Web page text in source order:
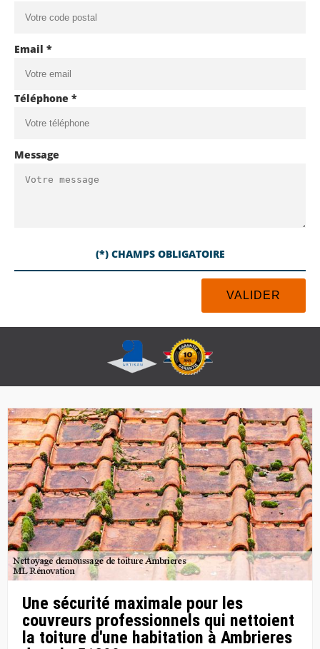
Email *
Téléphone *
Message
(*) CHAMPS OBLIGATOIRE
Une sécurité maximale pour les
couvreurs professionnels qui nettoient
la toiture d'une habitation à Ambrieres